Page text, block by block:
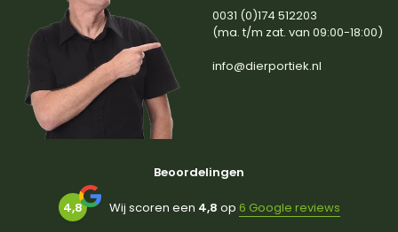
0031 (0)174 512203
(ma. t/m zat. van 09:00-18:00)
info@dierportiek.nl
Beoordelingen
4,8 Wij scoren een 4,8 op 6 Google reviews